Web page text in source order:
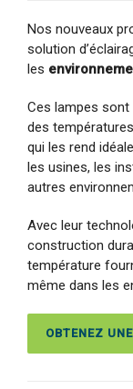
Nos nouveaux
solution
les
Ces lampes
des
qui les rend
les usines, les
autres
Avec leur
construction
température
même dans les
OBTENEZ